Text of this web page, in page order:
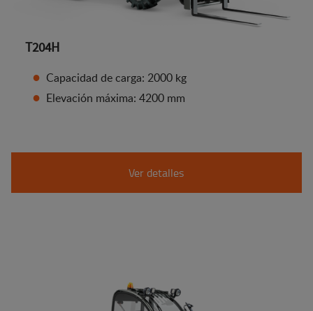
T204H
Capacidad de carga: 2000 kg
Elevación máxima: 4200 mm
Ver detalles